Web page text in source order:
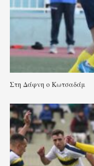
Στη Δάφνη ο Κωτσαδάμ